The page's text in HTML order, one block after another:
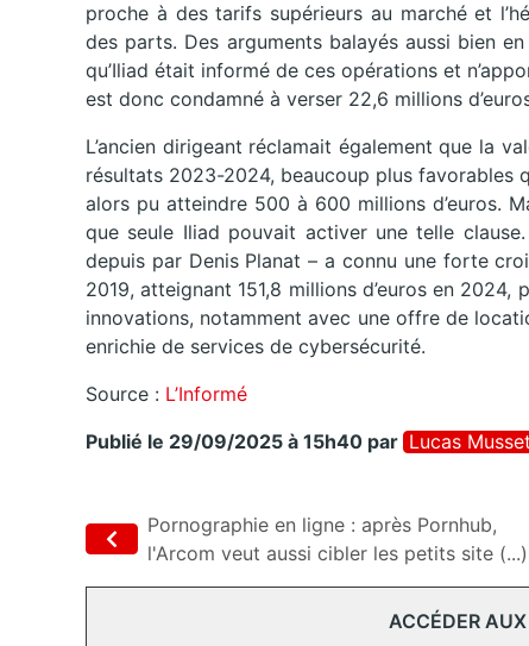
proche à des tarifs supérieurs au marché et
des parts. Des arguments balayés aussi bien
qu’Iliad était informé de ces opérations et
est donc condamné à verser 22,6 millions
L’ancien dirigeant réclamait également que la
résultats 2023-2024, beaucoup plus favorables
alors pu atteindre 500 à 600 millions d’euros.
que seule Iliad pouvait activer une telle
depuis par Denis Planat – a connu une forte
2019, atteignant 151,8 millions d’euros en
innovations, notamment avec une offre de
enrichie de services de cybersécurité.
Source : L’Informé
Publié le 29/09/2025 à 15h40 par Lucas Musset
Pornographie en ligne : après Pornhub,
l'Arcom veut aussi cibler les petits site (...)
ACCÉDER